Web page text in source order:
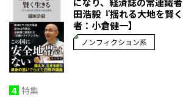
田浩毅『揺れる大地を賢
者：小倉健一】
ノンフィクション系
4 特集